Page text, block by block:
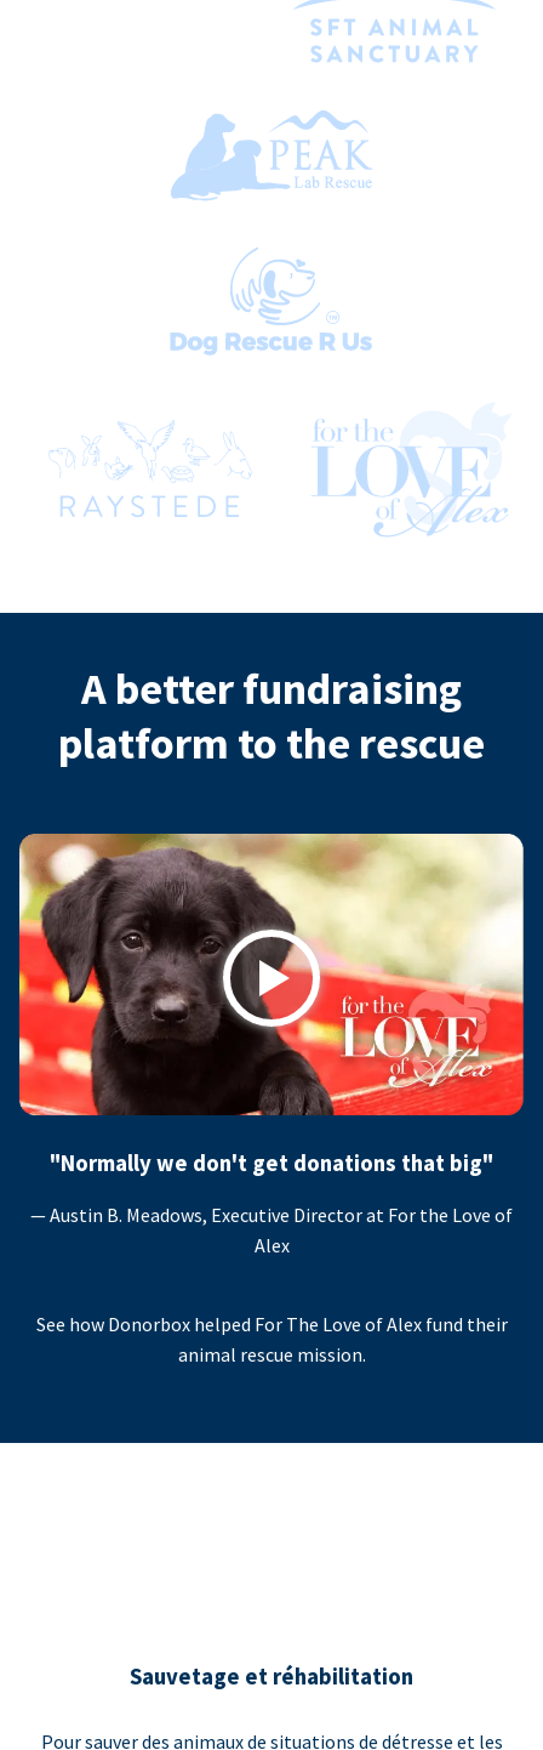
A better fundraising
platform to the rescue
Play
"Normally we don't get donations that big"
— Austin B. Meadows, Executive Director at For the Love of
Alex
See how Donorbox helped For The Love of Alex fund their
animal rescue mission.
Sauvetage et réhabilitation
Pour sauver des animaux de situations de détresse et les